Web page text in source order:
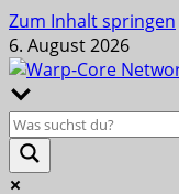
Zum Inhalt springen
6. August 2026